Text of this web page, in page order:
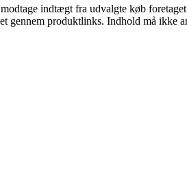
indtægt fra udvalgte køb foretaget
produktlinks. Indhold må ikke